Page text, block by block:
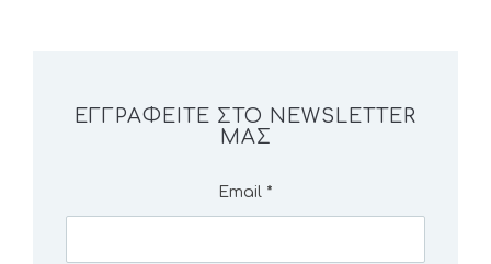
ΕΓΓΡΑΦΕΊΤΕ ΣΤΟ NEWSLETTER
ΜΑΣ
Email *